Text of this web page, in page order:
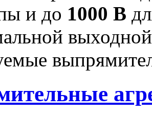
и до 1000 В